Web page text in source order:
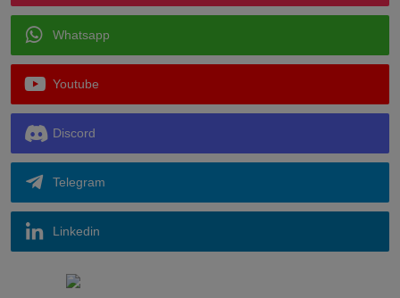
Whatsapp
Youtube
Discord
Telegram
Linkedin